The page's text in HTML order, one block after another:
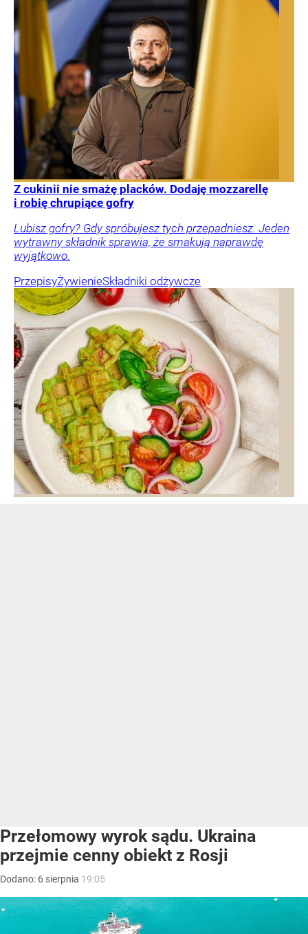
Z cukinii nie smażę placków. Dodaję mozzarellę
i robię chrupiące gofry
Lubisz gofry? Gdy spróbujesz tych przepadniesz. Jeden
wytrawny składnik sprawia, że smakują naprawdę
wyjątkowo.
PrzepisyŻywienieSkładniki odżywcze
Przełomowy wyrok sądu. Ukraina
przejmie cenny obiekt z Rosji
Dodano: 6 sierpnia 19:05